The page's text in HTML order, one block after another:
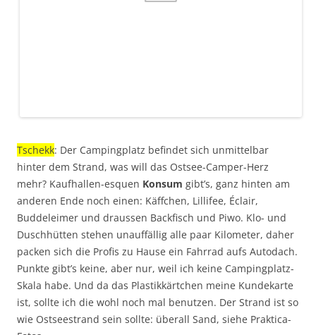
Tschekk: Der Campingplatz befindet sich unmittelbar
hinter dem Strand, was will das Ostsee-Camper-Herz
mehr? Kaufhallen-esquen Konsum gibt’s, ganz hinten am
anderen Ende noch einen: Käffchen, Lillifee, Éclair,
Buddeleimer und draussen Backfisch und Piwo. Klo- und
Duschhütten stehen unauffällig alle paar Kilometer, daher
packen sich die Profis zu Hause ein Fahrrad aufs Autodach.
Punkte gibt’s keine, aber nur, weil ich keine Campingplatz-
Skala habe. Und da das Plastikkärtchen meine Kundekarte
ist, sollte ich die wohl noch mal benutzen. Der Strand ist so
wie Ostseestrand sein sollte: überall Sand, siehe Praktica-